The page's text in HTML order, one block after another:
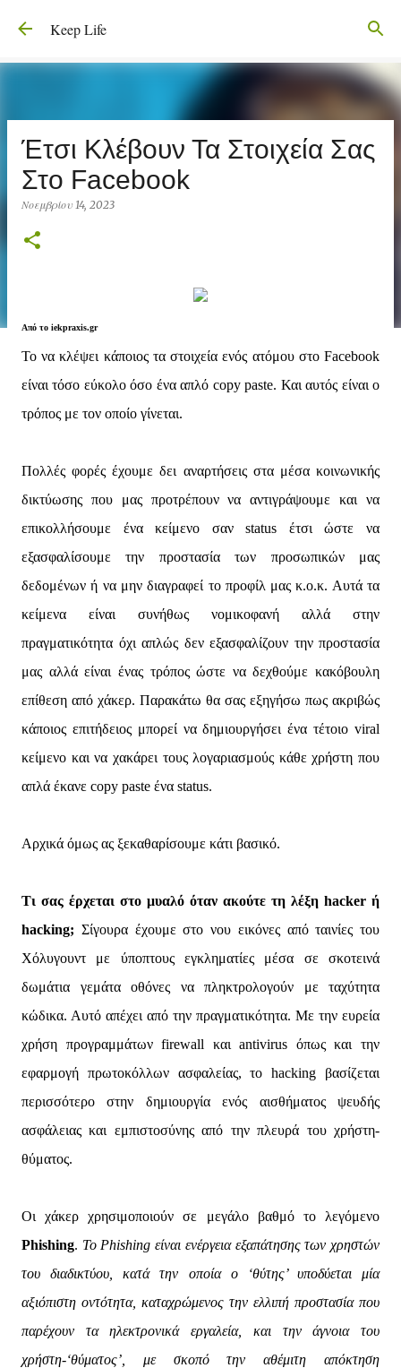
Μετάβαση στο κύριο περιεχόμενο
Keep Life
Έτσι Κλέβουν Τα Στοιχεία Σας
Στο Facebook
Νοεμβρίου 14, 2023
Από το iekpraxis.gr
Το να κλέψει κάποιος τα στοιχεία ενός ατόμου στο Facebook
είναι τόσο εύκολο όσο ένα απλό copy paste. Και αυτός είναι ο
τρόπος με τον οποίο γίνεται.
Πολλές φορές έχουμε δει αναρτήσεις στα μέσα κοινωνικής
δικτύωσης που μας προτρέπουν να αντιγράψουμε και να
επικολλήσουμε ένα κείμενο σαν status έτσι ώστε να
εξασφαλίσουμε την προστασία των προσωπικών μας
δεδομένων ή να μην διαγραφεί το προφίλ μας κ.ο.κ. Αυτά τα
κείμενα είναι συνήθως νομικοφανή αλλά στην
πραγματικότητα όχι απλώς δεν εξασφαλίζουν την προστασία
μας αλλά είναι ένας τρόπος ώστε να δεχθούμε κακόβουλη
επίθεση από χάκερ. Παρακάτω θα σας εξηγήσω πως ακριβώς
κάποιος επιτήδειος μπορεί να δημιουργήσει ένα τέτοιο viral
κείμενο και να χακάρει τους λογαριασμούς κάθε χρήστη που
απλά έκανε copy paste ένα status.
Αρχικά όμως ας ξεκαθαρίσουμε κάτι βασικό.
Τι σας έρχεται στο μυαλό όταν ακούτε τη λέξη hacker ή
hacking; Σίγουρα έχουμε στο νου εικόνες από ταινίες του
Χόλυγουντ με ύποπτους εγκληματίες μέσα σε σκοτεινά
δωμάτια γεμάτα οθόνες να πληκτρολογούν με ταχύτητα
κώδικα. Αυτό απέχει από την πραγματικότητα. Με την ευρεία
χρήση προγραμμάτων firewall και antivirus όπως και την
εφαρμογή πρωτοκόλλων ασφαλείας, το hacking βασίζεται
περισσότερο στην δημιουργία ενός αισθήματος ψευδής
ασφάλειας και εμπιστοσύνης από την πλευρά του χρήστη-
θύματος.
Οι χάκερ χρησιμοποιούν σε μεγάλο βαθμό το λεγόμενο
Phishing. Το Phishing είναι ενέργεια εξαπάτησης των χρηστών
του διαδικτύου, κατά την οποία ο ‘θύτης’ υποδύεται μία
αξιόπιστη οντότητα, καταχρώμενος την ελλιπή προστασία που
παρέχουν τα ηλεκτρονικά εργαλεία, και την άγνοια του
χρήστη-‘θύματος’, με σκοπό την αθέμιτη απόκτηση